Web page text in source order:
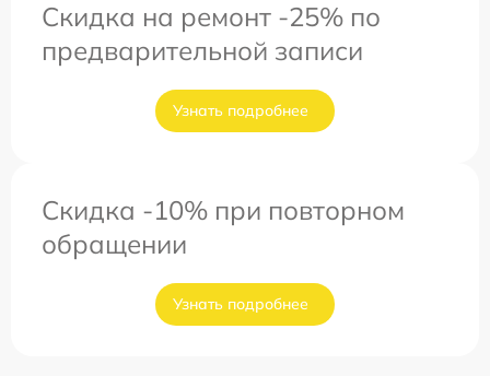
Скидка на ремонт -25% по
предварительной записи
Узнать подробнее
Скидка -10% при повторном
обращении
Узнать подробнее